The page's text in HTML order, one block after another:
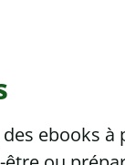
ebooks